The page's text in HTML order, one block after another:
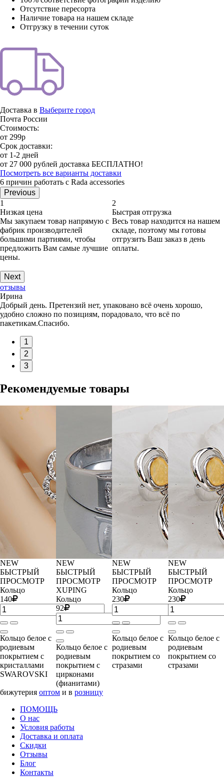
Отсутствие пересорта
Наличие товара на нашем складе
Отгрузку в течении суток
Доставка в Выберите город
Почта России
Стоимость:
от 299р
Срок доставки:
от 1-2 дней
от 27 000 рублей доставка БЕСПЛАТНО!
Посмотреть все варианты доставки
6 причин работать с Rada accessories
Previous
1
Низкая цена
Мы закупаем товар напрямую с
фабрик производителей
большими партиями, чтобы
предложить Вам самые лучшие
цены.
2
Быстрая отгрузка
Весь товар находится на нашем
складе, поэтому мы готовы
отгрузить Ваш заказ в день
оплаты.
Next
отзывы
Ирина
Добрый день. Претензий нет, упаковано всё очень хорошо,
удобно сложно по позициям, порадовало, что всё по
пакетикам.Спасибо.
1
2
3
Рекомендуемые товары
NEW
БЫСТРЫЙ
ПРОСМОТР
Кольцо
140
Кольцо белое с
родиевым
покрытием с
кристаллами
SWAROVSKI
NEW
БЫСТРЫЙ
ПРОСМОТР
XUPING
Кольцо
92
Кольцо белое с
родиевым
покрытием с
цирконами
(фианитами)
NEW
БЫСТРЫЙ
ПРОСМОТР
Кольцо
230
Кольцо белое с
родиевым
покрытием со
стразами
NEW
БЫСТРЫЙ
ПРОСМОТР
Кольцо
230
Кольцо белое с
родиевым
покрытием со
стразами
бижутерия оптом и в розницу
ПОМОЩЬ
О нас
Условия работы
Доставка и оплата
Скидки
Отзывы
Блог
Контакты